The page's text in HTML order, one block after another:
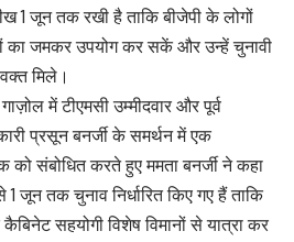
1 जून तक रखी है ताकि बीजेपी के लोगों
का जमकर उपयोग कर सकें और उन्हें चुनावी
मिले।
में टीएमसी उम्मीदवार और पूर्व
प्रसून बनर्जी के समर्थन में एक
को संबोधित करते हुए ममता बनर्जी ने कहा
जून तक चुनाव निर्धारित किए गए हैं ताकि
सहयोगी विशेष विमानों से यात्रा कर